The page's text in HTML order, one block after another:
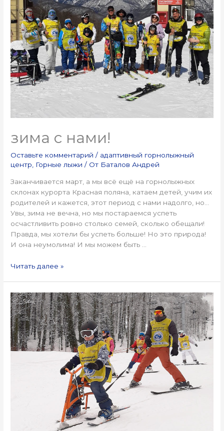
зима с нами!
Оставьте комментарий / адаптивный горнолыжный
центр
Горные лыжи / От Баталов Андрей
Заканчивается март, а мы всё ещё на горнолыжных
склонах курорта Красная поляна, катаем детей, учим их
родителей и кажется, этот период с нами надолго, но…
Увы, зима не вечна, но мы постараемся успеть
осчастливить ровно столько семей, сколько обещали!
Правда, мы хотели бы успеть больше! Но это природа!
И она неумолима! И мы можем быть …
Читать далее »
что
вы
знаете
о
ски
байке?